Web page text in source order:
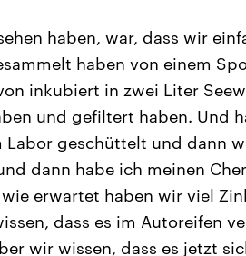
haben, war, dass wir
haben von einem
inkubiert in zwei Liter
und gefiltert haben. Und
geschüttelt und dann
dann habe ich meinen
erwartet haben wir viel
dass es im Autoreifen
wir wissen, dass es jetzt